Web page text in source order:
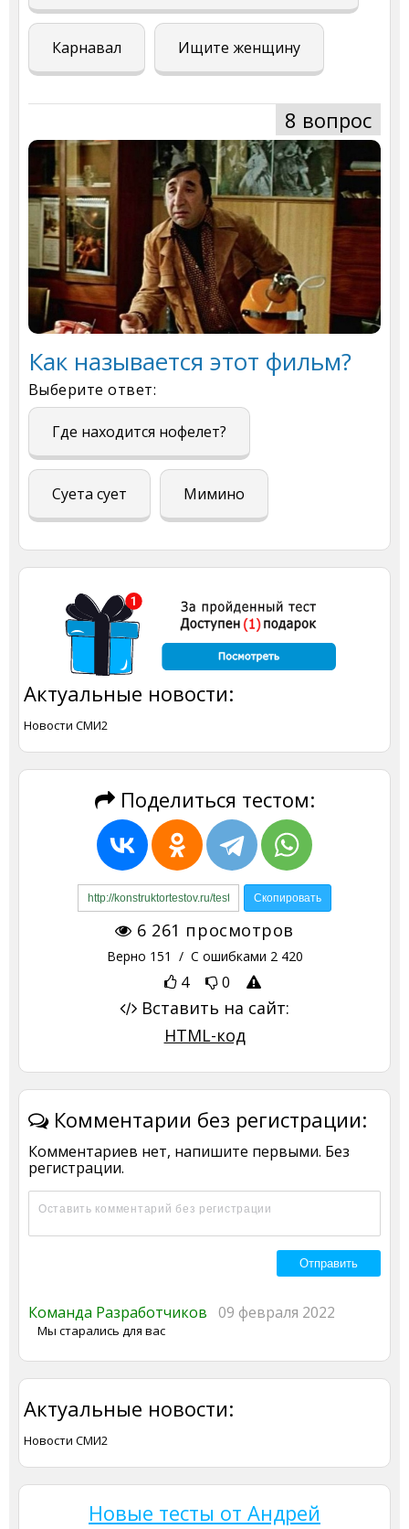
Карнавал Ищите женщину
8 вопрос
Как называется этот фильм?
Выберите ответ:
Где находится нофелет?
Суета сует Мимино
Актуальные новости:
Новости СМИ2
Поделиться тестом:
6 261 просмотров
Верно 151 / С ошибками 2 420
4 0
Вставить на сайт:
HTML-код
Комментарии без регистрации:
Комментариев нет, напишите первыми. Без
регистрации.
Команда Разработчиков 09 февраля 2022
Мы старались для вас
Актуальные новости:
Новости СМИ2
Новые тесты от Андрей